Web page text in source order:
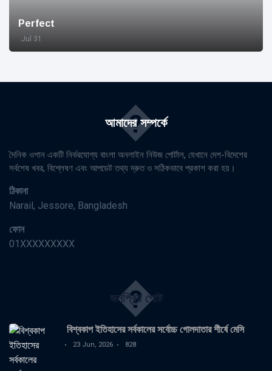
Perfect
Jul 31
আমাদের সম্পর্কে
�
দৈনিক ওশান একটি নির্ভরযোগ্য বাংলা অনলাইন নিউজ পোর্টাল, যেখানে দেশ-বিদেশের
সর্বশেষ খবর, বিশ্লেষণ এবং আপডেট তথ্য দ্রুত ও সঠিকভাবে প্রকাশ করা হয়।
ঠিকানা
Narail, Jessore, Bangladesh
ফোন
01XXXXXXXXX
জনপ্রিয় পোষ্ট
�
বিশ্বকাপ ইতিহাসের সর্বকালের সর্বোচ্চ গোলদাতার শীর্ষে মেসি
23 Jun, 2026 828